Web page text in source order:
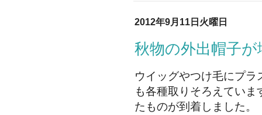
2012年9月11日火曜日
秋物の外出帽子
ウイッグやつけ毛にプ
も各種取りそろえてい
たものが到着しました。